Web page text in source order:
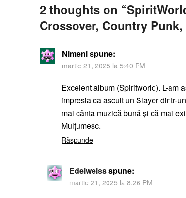
2 thoughts on “
Crossover, Country
Nimenispune:
martie 21, 2025 la 5:40 PM
Excelent album (Spiritworld). L-am
impresia ca ascult un Slayer dintr-
mai cânta muzică bună și că mai
Mulțumesc.
Răspunde
Edelweissspune:
martie 21, 2025 la 8:26 PM